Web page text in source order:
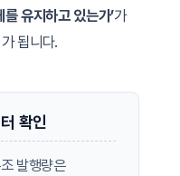
유지하고 있는가’가
됩니다.
확인
발행량은